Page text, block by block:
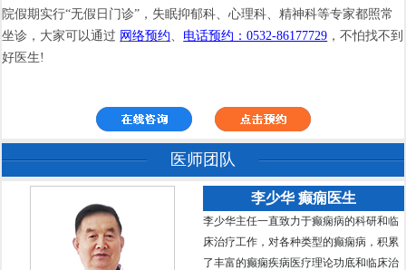
院假期实行“无假日门诊”，失眠抑郁科、心理科、精神科等专家都照常
坐诊，大家可以通过 网络预约 电话预约：0532-86177729 ，不怕找不到
好医生!
医师团队
李少华 癫痫医生
李少华主任一直致力于癫痫病的科研和临
床治疗工作，对各种类型的癫痫病，积累
了丰富的癫痫疾病医疗理论功底和临床治